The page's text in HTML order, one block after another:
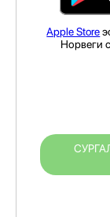
Apple Store
Норвеги